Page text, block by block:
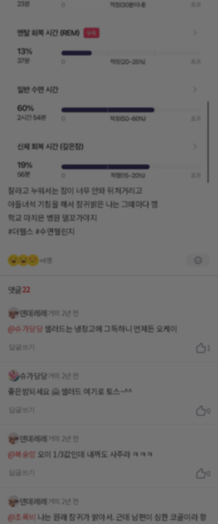
잘라고 누워서는 잠이 너무 안와 뒤처거리고
아들녀석 기침을 해서 잠귀밝은 나는 그때마다 깸
학교 마치믄 병원 델꼬가야지
#더헬스 #수면첼린지
+4명
댓글22
덴데레레 거의 2년 전
@슈가당당 샐러드는 냉장고에 그득하니 언제든 오케이
1
슈가당당 거의 2년 전
좋은밤되세요 🤗 샐러드 여기로 토스~^^
덴데레레 거의 2년 전
@복숭앙 오이 1/3값인데 내꺼도 사주라 ㅋㅋㅋ
덴데레레 거의 2년 전
@초록비 나는 원래 잠귀가 밝아서. 근데 남편이 심한 코골이라 항